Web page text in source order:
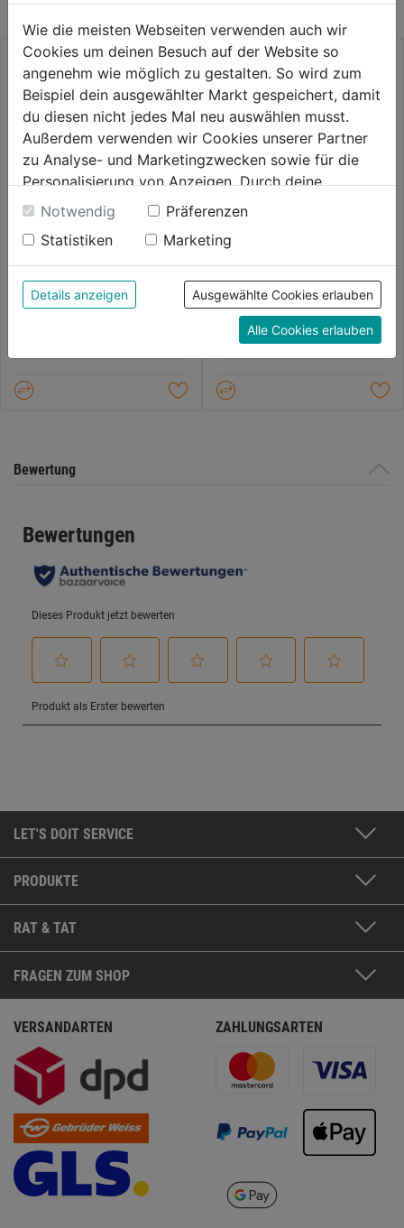
Spax Senkkopf TX10 VG Wirox-
silber
0.0 (0)
0.0
Spax Senkkopf PZ1 VG Wirox-
silber
0.0 (0)
0.0
47,59€
Bewertung
LET'S DOIT SERVICE
PRODUKTE
RAT & TAT
FRAGEN ZUM SHOP
VERSANDARTEN ZAHLUNGSARTEN
Wie die meisten Webseiten verwenden auch wir
Cookies um deinen Besuch auf der Website so
angenehm wie möglich zu gestalten. So wird zum
Beispiel dein ausgewählter Markt gespeichert, damit
du diesen nicht jedes Mal neu auswählen musst.
Außerdem verwenden wir Cookies unserer Partner
zu Analyse- und Marketingzwecken sowie für die
Personalisierung von Anzeigen. Durch deine
Einwilligung werden die Daten von Drittanbieter,
unter anderem auch in den USA, verarbeitet.
Durch Klick auf "Alle Cookies erlauben" stimmst du
der Verwendung aller Cookies zu. Unter "Details
anzeigen" findest du alle Infos zu den
unterschiedlichen Cookies, unter "Cookies
Konfigurieren" kannst du auswählen, welche Cookies
du zulassen möchtest und welche nicht.
Datenschutzerklärung.
Notwendig
Präferenzen
Statistiken
Marketing
Details anzeigen Ausgewählte Cookies erlauben
Alle Cookies erlauben